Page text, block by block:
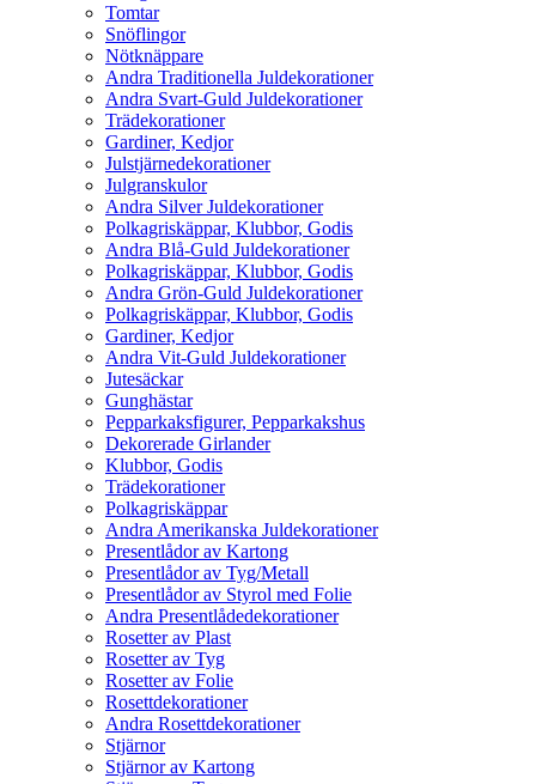
Tomtar
Snöflingor
Nötknäppare
Andra Traditionella Juldekorationer
Andra Svart-Guld Juldekorationer
Trädekorationer
Gardiner, Kedjor
Julstjärnedekorationer
Julgranskulor
Andra Silver Juldekorationer
Polkagriskäppar, Klubbor, Godis
Andra Blå-Guld Juldekorationer
Polkagriskäppar, Klubbor, Godis
Andra Grön-Guld Juldekorationer
Polkagriskäppar, Klubbor, Godis
Gardiner, Kedjor
Andra Vit-Guld Juldekorationer
Jutesäckar
Gunghästar
Pepparkaksfigurer, Pepparkakshus
Dekorerade Girlander
Klubbor, Godis
Trädekorationer
Polkagriskäppar
Andra Amerikanska Juldekorationer
Presentlådor av Kartong
Presentlådor av Tyg/Metall
Presentlådor av Styrol med Folie
Andra Presentlådedekorationer
Rosetter av Plast
Rosetter av Tyg
Rosetter av Folie
Rosettdekorationer
Andra Rosettdekorationer
Stjärnor
Stjärnor av Kartong